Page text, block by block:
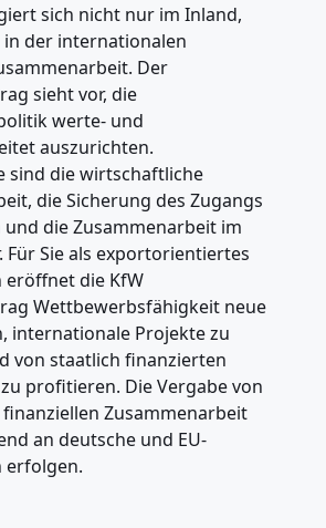
sich nicht nur im Inland,
der internationalen
Der
sieht vor, die
werte- und
auszurichten.
sind die wirtschaftliche
die Sicherung des Zugangs
die Zusammenarbeit im
Für Sie als exportorientiertes
die KfW
Wettbewerbsfähigkeit neue
internationale Projekte zu
von staatlich finanzierten
profitieren. Die Vergabe von
Zusammenarbeit
an deutsche und EU-
erfolgen.